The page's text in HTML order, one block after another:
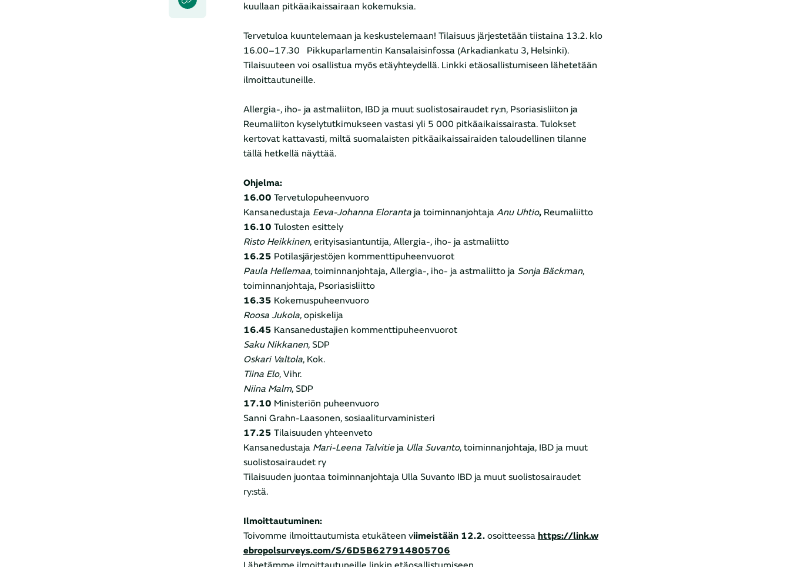
kuullaan pitkäaikaissairaan kokemuksia.
Tervetuloa kuuntelemaan ja keskustelemaan! Tilaisuus järjestetään tiistaina 13.2. klo
16.00–17.30 Pikkuparlamentin Kansalaisinfossa (Arkadiankatu 3, Helsinki).
Tilaisuuteen voi osallistua myös etäyhteydellä. Linkki etäosallistumiseen lähetetään
ilmoittautuneille.
Allergia-, iho- ja astmaliiton, IBD ja muut suolistosairaudet ry:n, Psoriasisliiton ja
Reumaliiton kyselytutkimukseen vastasi yli 5 000 pitkäaikaissairasta. Tulokset
kertovat kattavasti, miltä suomalaisten pitkäaikaissairaiden taloudellinen tilanne
tällä hetkellä näyttää.
Ohjelma:
16.00 Tervetulopuheenvuoro
Kansanedustaja Eeva-Johanna Eloranta ja toiminnanjohtaja Anu Uhtio,Reumaliitto
16.10 Tulosten esittely
Risto Heikkinen, erityisasiantuntija, Allergia-, iho- ja astmaliitto
16.25 Potilasjärjestöjen kommenttipuheenvuorot
Paula Hellemaa, toiminnanjohtaja, Allergia-, iho- ja astmaliitto ja Sonja Bäckman,
toiminnanjohtaja, Psoriasisliitto
16.35 Kokemuspuheenvuoro
Roosa Jukola,opiskelija
16.45 Kansanedustajien kommenttipuheenvuorot
Saku Nikkanen, SDP
Oskari Valtola, Kok.
Tiina Elo, Vihr.
Niina Malm, SDP
17.10 Ministeriön puheenvuoro
Sanni Grahn-Laasonen, sosiaaliturvaministeri
17.25 Tilaisuuden yhteenveto
Kansanedustaja Mari-Leena Talvitieja Ulla Suvanto, toiminnanjohtaja, IBD ja muut
suolistosairaudet ry
Tilaisuuden juontaa toiminnanjohtaja Ulla Suvanto IBD ja muut suolistosairaudet
ry:stä.
Ilmoittautuminen:
Toivomme ilmoittautumista etukäteen viimeistään 12.2. osoitteessa https://link.w
ebropolsurveys.com/S/6D5B627914805706